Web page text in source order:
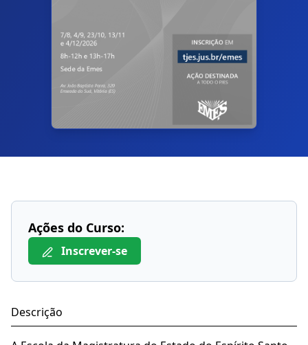
Ações do Curso:
Inscrever-se
Descrição